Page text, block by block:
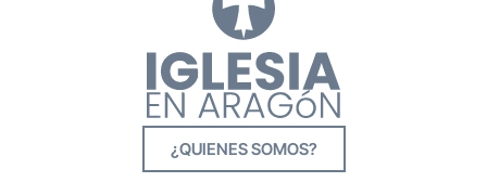
¿QUIENES SOMOS?